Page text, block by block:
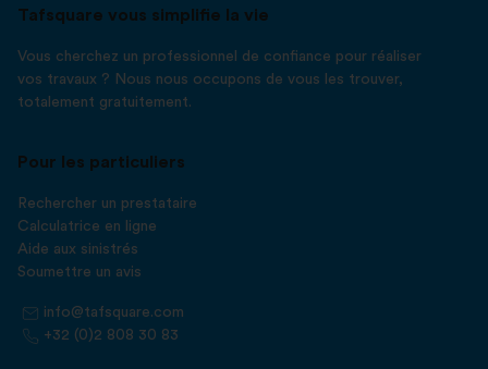
Tafsquare vous simplifie la vie
Vous cherchez un professionnel de confiance pour réaliser
vos travaux ? Nous nous occupons de vous les trouver,
totalement gratuitement.
Pour les particuliers
Rechercher un prestataire
Calculatrice en ligne
Aide aux sinistrés
Soumettre un avis
info@tafsquare.com
+32 (0)2 808 30 83